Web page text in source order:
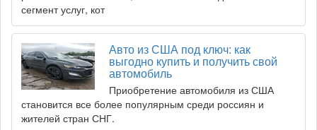
сегмент услуг, кот
Авто из США под ключ: как
выгодно купить и получить свой
автомобиль
Приобретение автомобиля из США
становится все более популярным среди россиян и
жителей стран СНГ.